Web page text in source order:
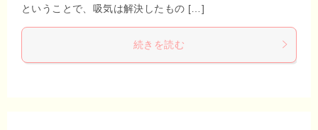
ということで、吸気は解決したもの […]
続きを読む